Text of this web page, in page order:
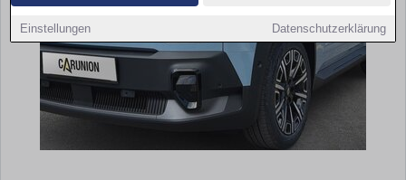
Einstellungen Datenschutzerklärung